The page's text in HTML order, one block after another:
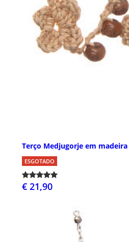
Terço Medjugorje em
ESGOTADO
€ 21,90